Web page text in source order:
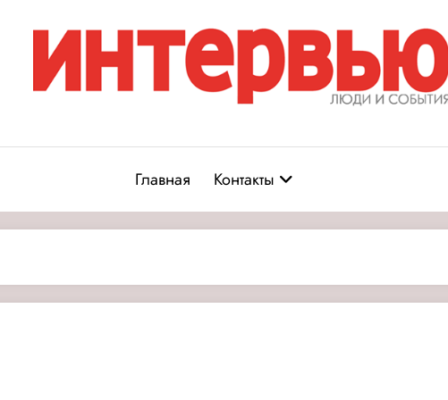
Журнал «Интервью: Люди и
Главная
Контакты